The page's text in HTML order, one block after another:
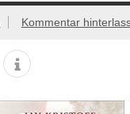
Kommentar